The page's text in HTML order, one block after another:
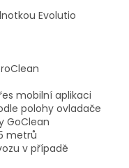
Evolutio
mobilní aplikaci
polohy ovladače
GoClean
metrů
v případě